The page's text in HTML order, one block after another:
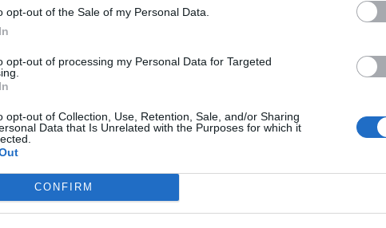
opt-out of the Sale of my Personal Data.
opt-out of processing my Personal Data for Targeted
opt-out of Collection, Use, Retention, Sale, and/or Sharing
Data that Is Unrelated with the Purposes for which it
CONFIRM
politiche. Pur non disponendo della
assoluta, la coalizione dovrebbe poter
così il rischio di una maggioranza
contraria.